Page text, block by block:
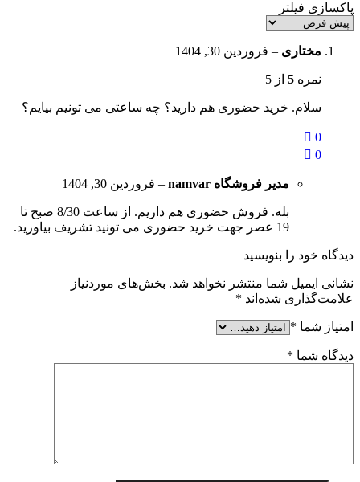
پاکسازی فیلتر
مختاری – فروردین 30, 1404
نمره 5از 5
سلام. خرید حضوری هم دارید؟ چه ساعتی می تونیم بیایم؟
0
0
مدیر فروشگاه namvar
– فروردین 30, 1404
بله. فروش حضوری هم داریم. از ساعت 8/30 صبح تا
19 عصر جهت خرید حضوری می تونید تشریف بیاورید.
دیدگاه خود را بنویسید
نشانی ایمیل شما منتشر نخواهد شد. بخش‌های موردنیاز
علامت‌گذاری شده‌اند *
امتیاز شما *
دیدگاه شما *